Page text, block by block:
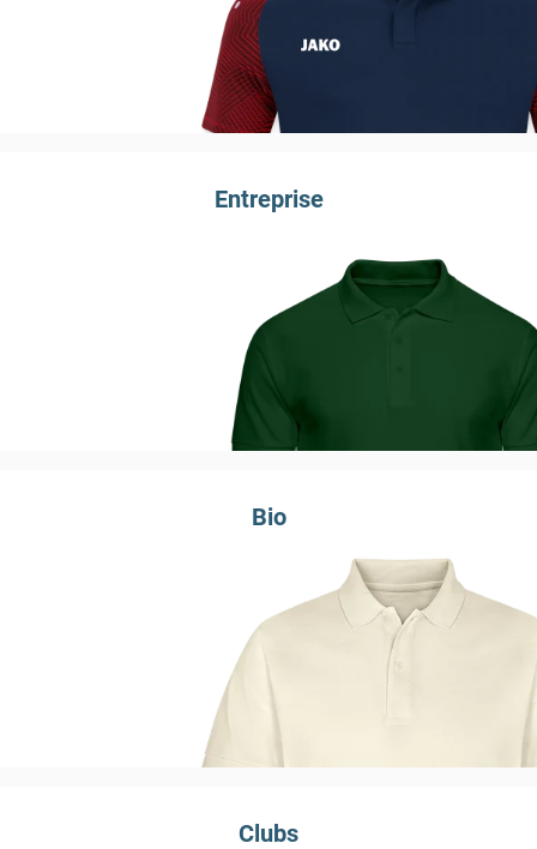
Entreprise
Bio
Clubs